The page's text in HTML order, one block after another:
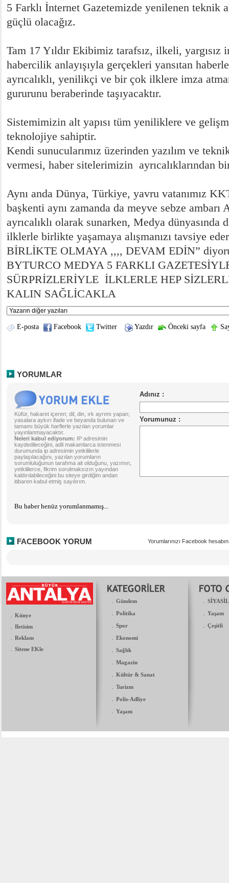
5 Farklı İnternet Gazetemizde yenilenen teknik
güçlü olacağız.
Tam 17 Yıldır Ekibimiz tarafsız, ilkeli, yargısız
habercilik anlayışıyla gerçekleri yansıtan
ayrıcalıklı, yenilikçi ve bir çok ilklere imza
gururunu beraberinde taşıyacaktır.
Sistemimizin alt yapısı tüm yeniliklere ve
teknolojiye sahiptir.
Kendi sunucularımız üzerinden yazılım ve
vermesi, haber sitelerimizin ayrıcalıklarından
Aynı anda Dünya, Türkiye, yavru vatanımız
başkenti aynı zamanda da meyve sebze ambarı
ayrıcalıklı olarak sunarken, Medya dünyasında
ilklerle birlikte yaşamaya alışmanızı tavsiye
BİRLİKTE OLMAYA ,,,, DEVAM EDİN”
BYTURCO MEDYA 5 FARKLI
SÜRPRİZLERİYLE İLKLERLE HEP
KALIN SAĞLİCAKLA
E-posta Facebook Twitter Yazdır Önceki sayfa
YORUMLAR
Küfür, hakaret içeren; dil, din, ırk ayrımı yapan;
yasalara aykırı ifade ve beyanda bulunan ve
tamamı büyük harflerle yazılan yorumlar
yayınlanmayacaktır.
Neleri kabul ediyorum: IP adresimin
kaydedileceğini, adli makamlarca istenmesi
durumunda ip adresimin yetkililerle
paylaşılacağını, yazılan yorumların
sorumluluğunun tarafıma ait olduğunu, yazımın,
yetkililerce, fikrim sorulmaksızın yayından
kaldırılabileceğini bu siteye girdiğim andan
itibaren kabul etmiş sayılırım.
Bu haber henüz yorumlanmamış...
FACEBOOK YORUM Yorumlarınızı Facebook
. Künye
. Iletisim
. Reklam
. Sitene EKle
. Gündem
. Politika
. Spor
. Ekonomi
. Sağlık
. Magazin
. Kültür & Sanat
. Turizm
. Polis-Adliye
. Yaşam
.
. Yaşam
. Çeşitli